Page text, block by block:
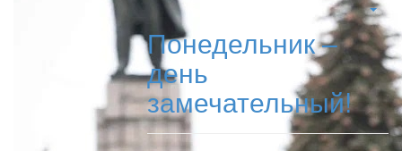
Понедельник –
день
замечательный!